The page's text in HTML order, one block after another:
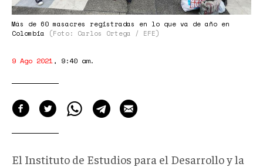
Más de 60 masacres registradas en lo que va de año en
Colombia
(Foto: Carlos Ortega / EFE)
9 Ago 2021, 9:40 am.
El Instituto de Estudios para el Desarrollo y la